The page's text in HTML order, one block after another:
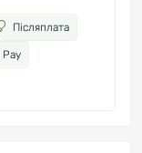
Післяплата